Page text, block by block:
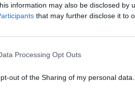
information may also be disclosed by
that may further disclose it to
Processing Opt Outs
out of the Sharing of my personal data.